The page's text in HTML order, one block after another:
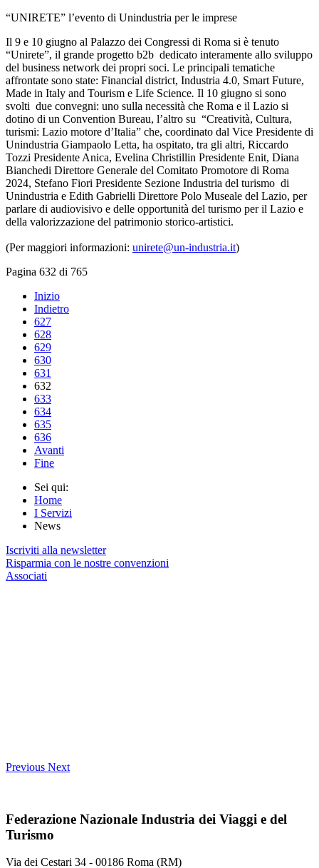
“UNIRETE” l’evento di Unindustria per le imprese
Il 9 e 10 giugno al Palazzo dei Congressi di Roma si è tenuto
“Unirete”, il grande progetto b2b dedicato interamente allo sviluppo
del business network dei propri soci. Le principali tematiche
affrontate sono state: Financial district, Industria 4.0, Smart Future,
Made in Italy and Tourism e Life Science. Il 10 giugno si sono
svolti due convegni: uno sulla necessità che Roma e il Lazio si
dotino di un Convention Bureau, l’altro su “Creatività, Cultura,
turismi: Lazio motore d’Italia” che, coordinato dal Vice Presidente di
Unindustria Giampaolo Letta, ha ospitato, tra gli altri, Riccardo
Tozzi Presidente Anica, Evelina Christillin Presidente Enit, Diana
Bianchedi Direttore Generale del Comitato Promotore di Roma
2024, Stefano Fiori Presidente Sezione Industria del turismo di
Unindustria e Edith Gabrielli Direttore Polo Museale del Lazio, per
parlare di audiovisivo e delle opportunità del turismo per il Lazio e
della valorizzazione del patrimonio storico-artistici.
(Per maggiori informazioni: unirete@un-industria.it)
Pagina 632 di 765
Inizio
Indietro
627
628
629
630
631
632
633
634
635
636
Avanti
Fine
Sei qui:
Home
I Servizi
News
Iscriviti alla newsletter
Risparmia con le nostre convenzioni
Associati
Previous Next
Federazione Nazionale Industria dei Viaggi e del
Turismo
Via dei Cestari 34 - 00186 Roma (RM)